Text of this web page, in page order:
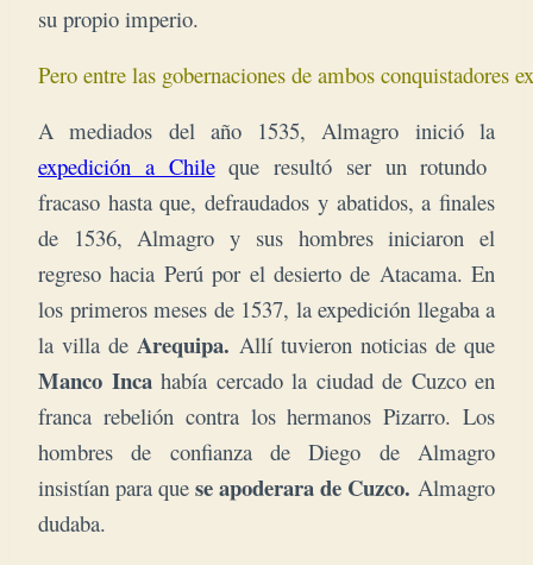
su propio imperio.
Pero entre las gobernaciones de ambos conquistadores
A mediados del año 1535, Almagro inició la
expedición a Chileque resultó ser un rotundo
fracaso hasta que, defraudados y abatidos, a finales
de 1536, Almagro y sus hombres iniciaron el
regreso hacia Perú por el desierto de Atacama. En
los primeros meses de 1537, la expedición llegaba a
la villa de Arequipa. Allí tuvieron noticias de que
Manco Incahabía cercado la ciudad de Cuzco en
franca rebelión contra los hermanos Pizarro. Los
hombres de confianza de Diego de Almagro
insistían para que se apoderara de Cuzco. Almagro
dudaba.